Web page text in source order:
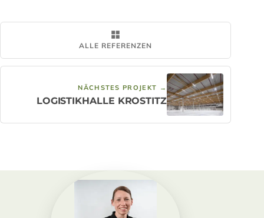
ALLE REFERENZEN
NÄCHSTES PROJEKT →
LOGISTIKHALLE KROSTITZ